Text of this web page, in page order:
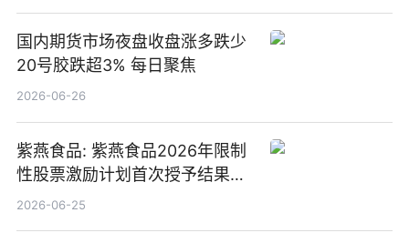
国内期货市场夜盘收盘涨多跌少
20号胶跌超3% 每日聚焦
2026-06-26
紫燕食品: 紫燕食品2026年限制
性股票激励计划首次授予结果公
告-微资讯
2026-06-25